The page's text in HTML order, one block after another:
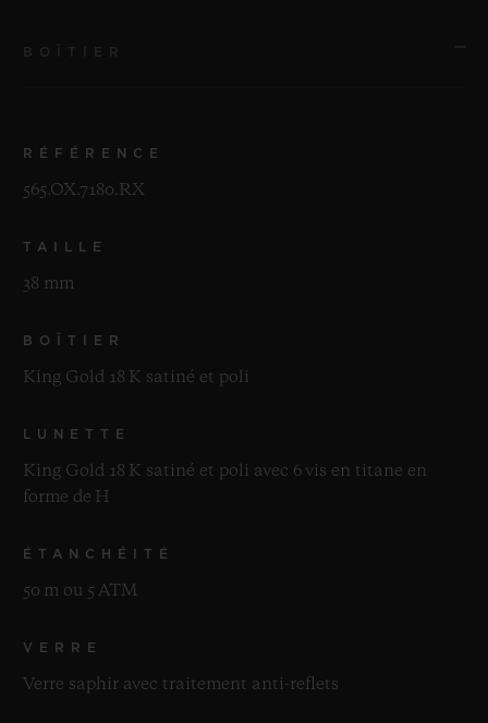
RÉFÉRENCE
565.OX.7180.RX
TAILLE
38 mm
BOÎTIER
King Gold 18 K satiné et poli
LUNETTE
King Gold 18 K satiné et poli avec 6 vis en titane en
forme de H
ÉTANCHÉITÉ
50 m ou 5 ATM
VERRE
Verre saphir avec traitement anti-reflets